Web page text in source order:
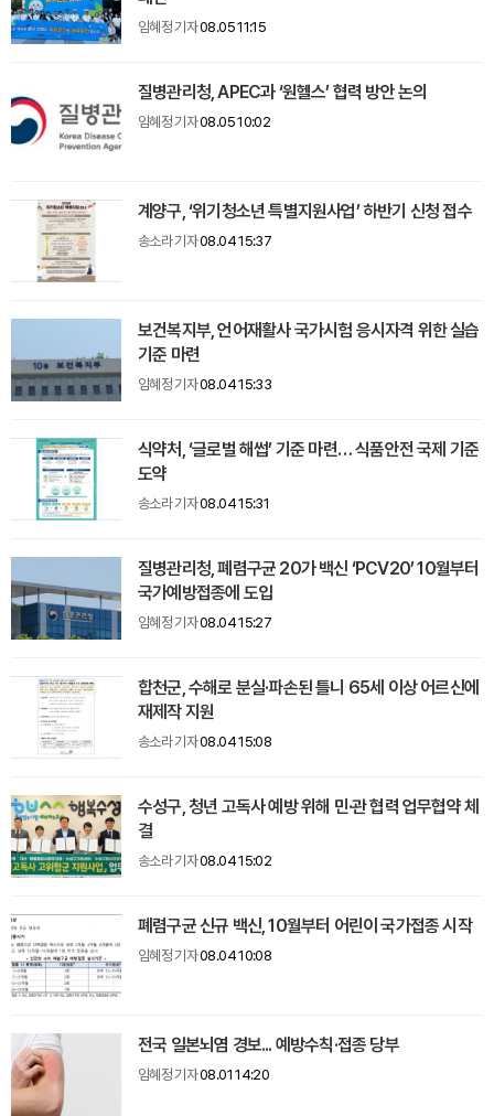
임혜정 기자08.05 11:15
질병관리청, APEC과 ‘원헬스’ 협력 방안 논의
임혜정 기자08.05 10:02
계양구, ‘위기청소년 특별지원사업’ 하반기 신청 접수
송소라 기자08.04 15:37
보건복지부, 언어재활사 국가시험 응시자격 위한 실습
기준 마련
임혜정 기자08.04 15:33
식약처, ‘글로벌 해썹’ 기준 마련… 식품안전 국제 기준
도약
송소라 기자08.04 15:31
질병관리청, 폐렴구균 20가 백신 ‘PCV20’ 10월부터
국가예방접종에 도입
임혜정 기자08.04 15:27
합천군, 수해로 분실·파손된 틀니 65세 이상 어르신에
재제작 지원
송소라 기자08.04 15:08
수성구, 청년 고독사 예방 위해 민·관 협력 업무협약 체
결
송소라 기자08.04 15:02
폐렴구균 신규 백신, 10월부터 어린이 국가접종 시작
임혜정 기자08.04 10:08
전국 일본뇌염 경보... 예방수칙·접종 당부
임혜정 기자08.01 14:20